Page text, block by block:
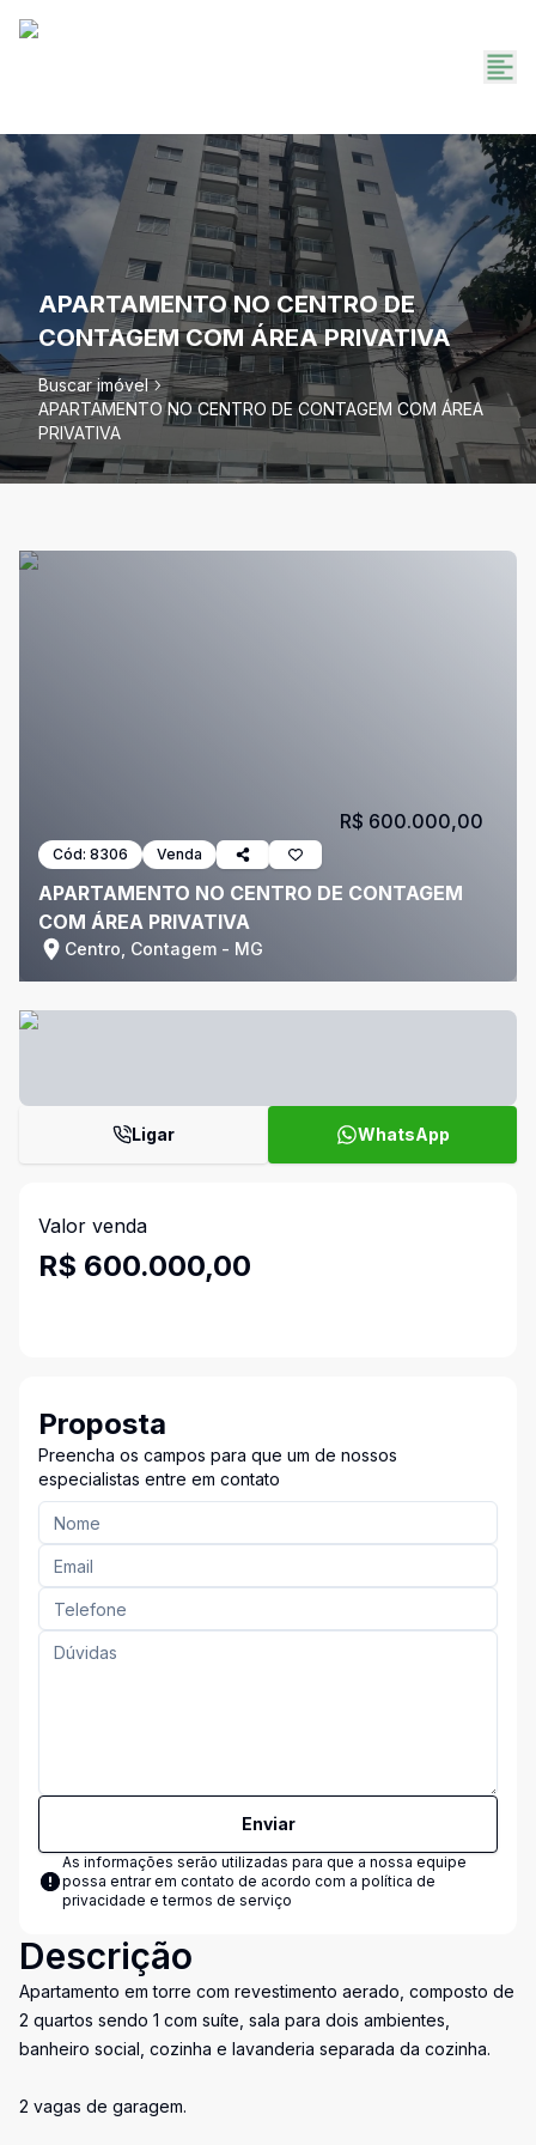
APARTAMENTO NO CENTRO DE
CONTAGEM COM ÁREA PRIVATIVA
Buscar imóvel
APARTAMENTO NO CENTRO DE CONTAGEM COM ÁREA
PRIVATIVA
Cód: 8306 Venda
APARTAMENTO NO CENTRO DE CONTAGEM
COM ÁREA PRIVATIVA
Centro, Contagem - MG
R$ 600.000,00
Ligar WhatsApp
Valor venda
R$ 600.000,00
Proposta
Preencha os campos para que um de nossos
especialistas entre em contato
Enviar
As informações serão utilizadas para que a nossa equipe
possa entrar em contato de acordo com a política de
privacidade e termos de serviço
Descrição
Apartamento em torre com revestimento aerado, composto de
2 quartos sendo 1 com suíte, sala para dois ambientes,
banheiro social, cozinha e lavanderia separada da cozinha.
2 vagas de garagem.